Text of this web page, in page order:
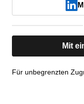
Mit
Für unbegrenzten